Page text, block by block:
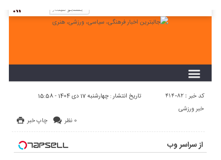
برويد و منوي خود را ايجاد كنيد!
کد خبر : 414082 تاریخ انتشار : چهارشنبه 17 دی 1404 - 15:58
چاپ خبر 0 نظر
خبر ورزشی
از سراسر وب